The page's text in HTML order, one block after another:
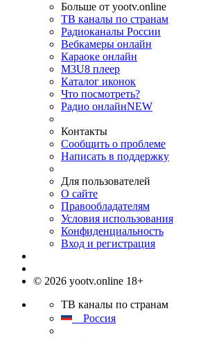
Больше от yootv.online
ТВ каналы по странам
Радиоканалы России
Вебкамеры онлайн
Караоке онлайн
M3U8 плеер
Каталог иконок
Что посмотреть?
Радио онлайнNEW
Контакты
Сообщить о проблеме
Написать в поддержку
Для пользователей
О сайте
Правообладателям
Условия использования
Конфиденциальность
Вход и регистрация
© 2026 yootv.online 18+
ТВ каналы по странам
Россия